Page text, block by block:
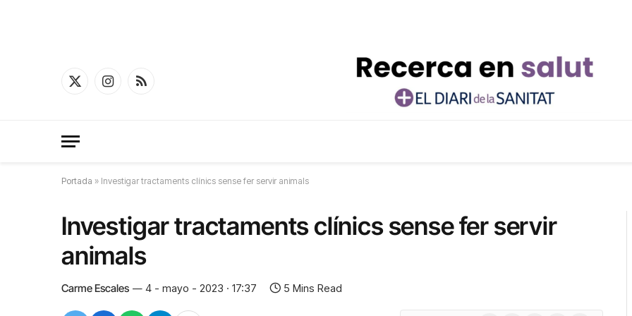
X
InstagramRSS
Portada » Investigar tractaments clínics sense fer servir animals
Investigar tractaments clínics sense fer servir
animals
Carme Escales 4 - mayo - 2023 · 17:37 5 Mins Read